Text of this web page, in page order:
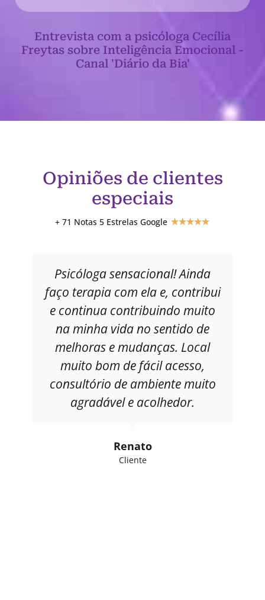
Entrevista com a psicóloga Cecília
Freytas sobre Inteligência Emocional -
Canal 'Diário da Bia'
Opiniões de clientes
especiais
+ 71 Notas 5 Estrelas Google ★★★★★
Psicóloga sensacional! Ainda
faço terapia com ela e, contribui
e continua contribuindo muito
na minha vida no sentido de
melhoras e mudanças. Local
muito bom de fácil acesso,
consultório de ambiente muito
agradável e acolhedor.
Renato
Cliente